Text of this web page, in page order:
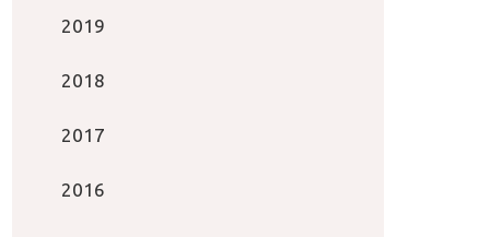
2019
2018
2017
2016